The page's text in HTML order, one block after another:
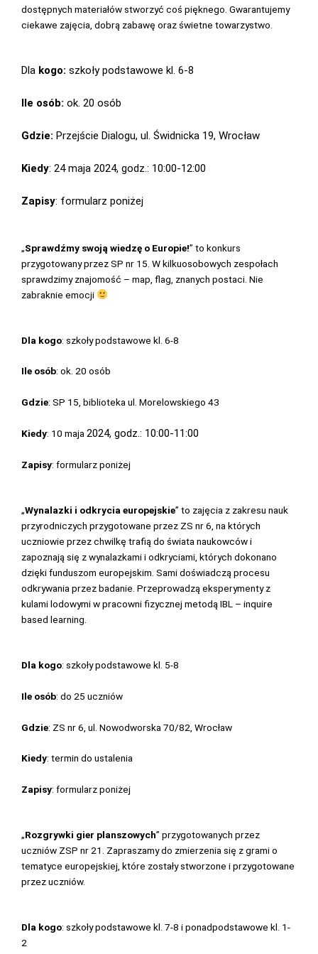
dostępnych materiałów stworzyć coś pięknego. Gwarantujemy
ciekawe zajęcia, dobrą zabawę oraz świetne towarzystwo.
Dla kogo: szkoły podstawowe kl. 6-8
Ile osób: ok. 20 osób
Gdzie: Przejście Dialogu, ul. Świdnicka 19, Wrocław
Kiedy: 24 maja 2024, godz.: 10:00-12:00
Zapisy: formularz poniżej
„Sprawdźmy swoją wiedzę o Europie!” to konkurs
przygotowany przez SP nr 15. W kilkuosobowych zespołach
sprawdzimy znajomość – map, flag, znanych postaci. Nie
zabraknie emocji
Dla kogo: szkoły podstawowe kl. 6-8
Ile osób: ok. 20 osób
Gdzie: SP 15, biblioteka ul. Morelowskiego 43
Kiedy: 10 maja2024, godz.: 10:00-11:00
Zapisy: formularz poniżej
„Wynalazki i odkrycia europejskie” to zajęcia z zakresu nauk
przyrodniczych przygotowane przez ZS nr 6, na których
uczniowie przez chwilkę trafią do świata naukowców i
zapoznają się z wynalazkami i odkryciami, których dokonano
dzięki funduszom europejskim. Sami doświadczą procesu
odkrywania przez badanie. Przeprowadzą eksperymenty z
kulami lodowymi w pracowni fizycznej metodą IBL – inquire
based learning.
Dla kogo: szkoły podstawowe kl. 5-8
Ile osób: do 25 uczniów
Gdzie: ZS nr 6, ul. Nowodworska 70/82, Wrocław
Kiedy: termin do ustalenia
Zapisy: formularz poniżej
„Rozgrywki gier planszowych” przygotowanych przez
uczniów ZSP nr 21. Zapraszamy do zmierzenia się z grami o
tematyce europejskiej, które zostały stworzone i przygotowane
przez uczniów.
Dla kogo: szkoły podstawowe kl. 7-8 i ponadpodstawowe kl. 1-
2